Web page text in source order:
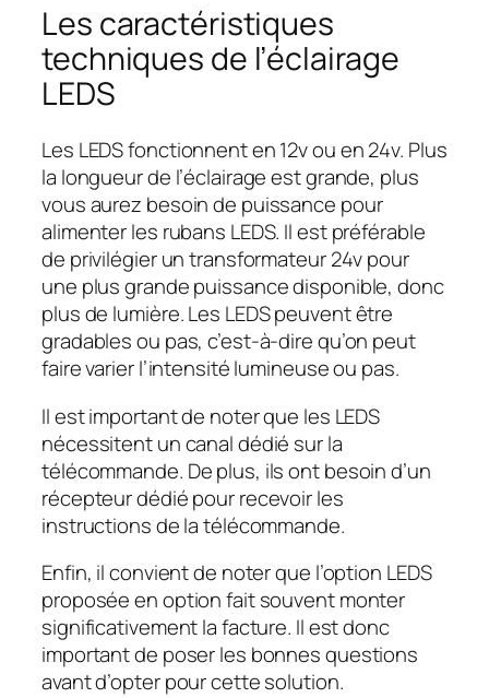
Les caractéristiques
techniques de l’éclairage
LEDS
Les LEDS fonctionnent en 12v ou en 24v. Plus
la longueur de l’éclairage est grande, plus
vous aurez besoin de puissance pour
alimenter les rubans LEDS. Il est préférable
de privilégier un transformateur 24v pour
une plus grande puissance disponible, donc
plus de lumière. Les LEDS peuvent être
gradables ou pas, c’est-à-dire qu’on peut
faire varier l’intensité lumineuse ou pas.
Il est important de noter que les LEDS
nécessitent un canal dédié sur la
télécommande. De plus, ils ont besoin d’un
récepteur dédié pour recevoir les
instructions de la télécommande.
Enfin, il convient de noter que l’option LEDS
proposée en option fait souvent monter
significativement la facture. Il est donc
important de poser les bonnes questions
avant d’opter pour cette solution.